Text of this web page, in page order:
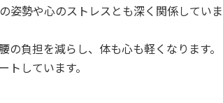
姿勢や心のストレスとも深く関係していま
負担を減らし、体も心も軽くなります。
トしています。